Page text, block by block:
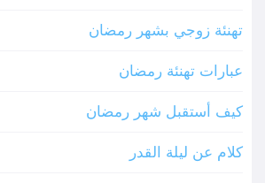
تهنئة زوجي بشهر رمضان
عبارات تهنئة رمضان
كيف أستقبل شهر رمضان
كلام عن ليلة القدر